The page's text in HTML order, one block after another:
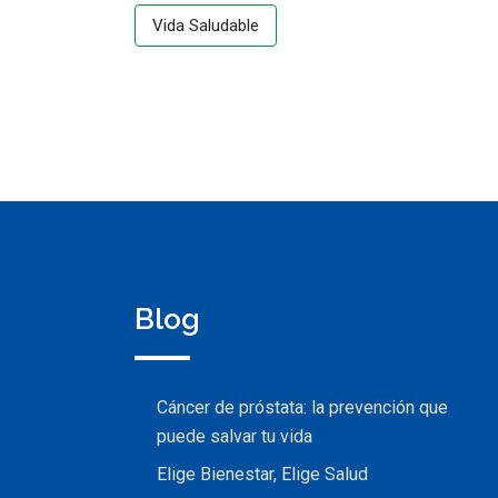
Vida Saludable
Blog
Cáncer de próstata: la prevención que
puede salvar tu vida
Elige Bienestar, Elige Salud